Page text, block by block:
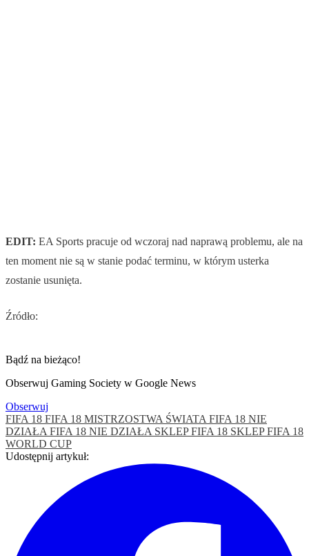
EDIT: EA Sports pracuje od wczoraj nad naprawą problemu, ale na
ten moment nie są w stanie podać terminu, w którym usterka
zostanie usunięta.
Źródło:
Bądź na bieżąco!
Obserwuj Gaming Society w Google News
Obserwuj
FIFA 18 FIFA 18 MISTRZOSTWA ŚWIATA FIFA 18 NIE
DZIAŁA FIFA 18 NIE DZIAŁA SKLEPFIFA 18 SKLEPFIFA 18
WORLD CUP
Udostępnij artykuł: